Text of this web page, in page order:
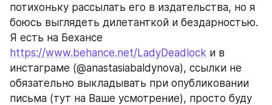
потихоньку рассылать его в издательства, но я
боюсь выглядеть дилетанткой и бездарностью.
https://www.behance.net/LadyDeadlock и в
инстаграме (@anastasiabaldynova), ссылки не
обязательно выкладывать при опубликовании
письма (тут на Ваше усмотрение), просто буду